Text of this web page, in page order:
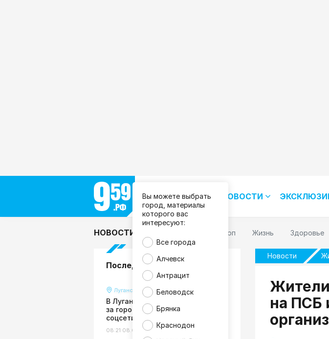
Все города
Вы можете выбрать
город, материалы
которого вас
интересуют:
Все города
Алчевск
Антрацит
Беловодск
Брянка
Краснодон
НОВОСТИ
НОВОСТИ Гороскоп Жизнь Здоровье
Последние новости
Луганск
В Луганске прогремел взрыв,
за городом видны клубы дыма -
соцсети
08:21 08.08.26 Происшествия
Новости
на ПСБ